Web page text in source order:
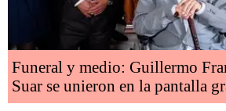
Funeral y medio: Guillermo
Suar se unieron en la pantalla